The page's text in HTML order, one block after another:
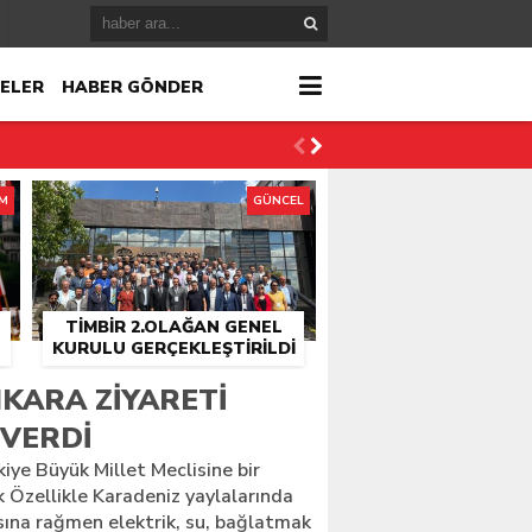
HABER GÖNDER
TİMBİR 2.OLAĞAN GENEL
KURULU GERÇEKLEŞTIRILDI
GÜNCEL
ZIYARETI
Büyük Millet Meclisine bir
Karadeniz yaylalarında
rağmen elektrik, su, bağlatmak